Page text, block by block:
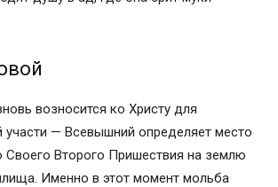
возносится ко Христу для
участи — Всевышний определяет место
Второго Пришествия на землю
Именно в этот момент мольба